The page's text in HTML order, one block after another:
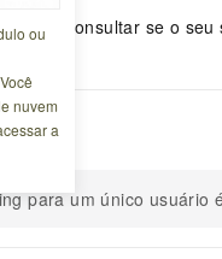
ou
nuvem
a
para consultar se o
para um único usuário